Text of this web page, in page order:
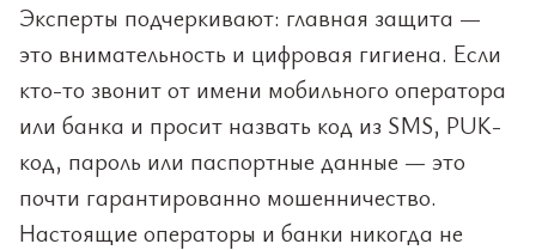
Эксперты подчеркивают: главная защита —
это внимательность и цифровая гигиена. Если
кто-то звонит от имени мобильного оператора
или банка и просит назвать код из SMS, PUK-
код, пароль или паспортные данные — это
почти гарантированно мошенничество.
Настоящие операторы и банки никогда не